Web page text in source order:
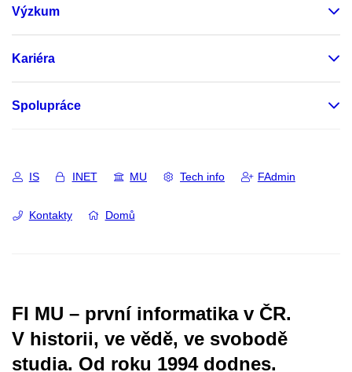
Výzkum
Kariéra
Spolupráce
IS INET MU Tech info FAdmin
Kontakty Domů
FI MU – první informatika v ČR.
V historii, ve vědě, ve svobodě
studia. Od roku 1994 dodnes.